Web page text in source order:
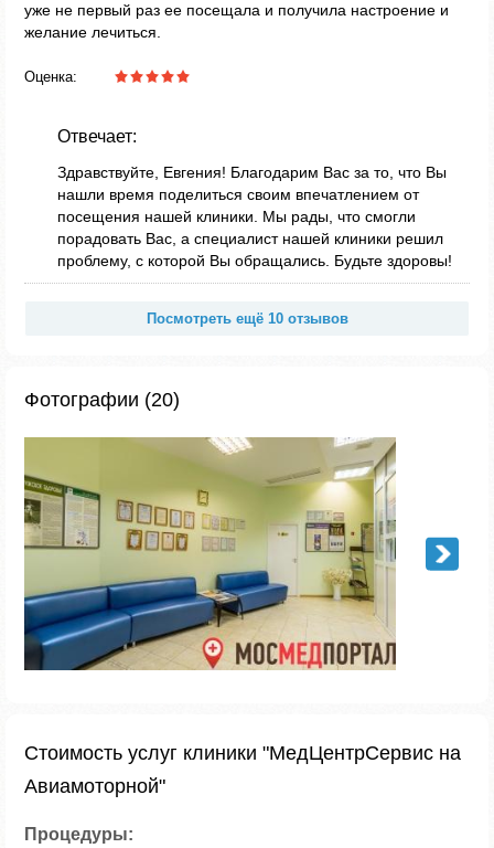
уже не первый раз ее посещала и получила настроение и
желание лечиться.
Оценка:
Отвечает:
Здравствуйте, Евгения! Благодарим Вас за то, что Вы
нашли время поделиться своим впечатлением от
посещения нашей клиники. Мы рады, что смогли
порадовать Вас, а специалист нашей клиники решил
проблему, с которой Вы обращались. Будьте здоровы!
Посмотреть ещё 10 отзывов
Фотографии (20)
Стоимость услуг клиники "МедЦентрСервис на
Авиамоторной"
Процедуры: